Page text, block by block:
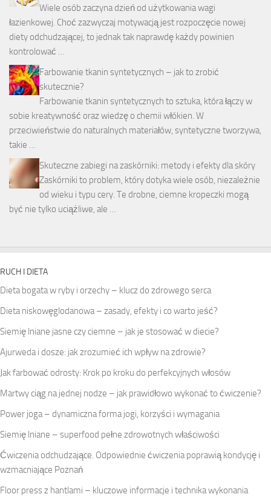
Wiele osób zaczyna dzień od użytkowania wagi
łazienkowej. Choć zazwyczaj motywacją jest rozpoczęcie nowej
diety odchudzającej, to jednak tak naprawdę każdy powinien
kontrolować …
Farbowanie tkanin syntetycznych – jak to zrobić
skutecznie?
Farbowanie tkanin syntetycznych to sztuka, która łączy w
sobie kreatywność oraz wiedzę o chemii włókien. W
przeciwieństwie do naturalnych materiałów, syntetyczne tworzywa,
takie …
Skuteczne zabiegi na zaskórniki: metody i efekty dla skóry
Zaskórniki to problem, który dotyka wiele osób, niezależnie
od wieku i typu cery. Te drobne, ciemne kropeczki mogą
być nie tylko uciążliwe, ale …
RUCH I DIETA
Dieta bogata w ryby i orzechy – klucz do zdrowego serca
Dieta niskowęglodanowa – zasady, efekty i co warto jeść?
Siemię lniane jasne czy ciemne – jak je stosować w diecie?
Ajurweda i dosze: jak zrozumieć ich wpływ na zdrowie?
Jak farbować odrosty: Krok po kroku do perfekcyjnych włosów
Martwy ciąg na jednej nodze – jak prawidłowo wykonać to ćwiczenie?
Power joga – dynamiczna forma jogi, korzyści i wymagania
Siemię lniane – superfood pełne zdrowotnych właściwości
Ćwiczenia odchudzające. Odpowiednie ćwiczenia poprawią kondycję i
wzmacniające Poznań
Floor press z hantlami – kluczowe informacje i technika wykonania